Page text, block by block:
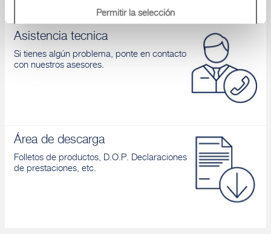
Permitir la selección
Denegar
Asistencia tecnica
Si tienes algún problema, ponte en contacto
con nuestros asesores.
Área de descarga
Folletos de productos, D.O.P. Declaraciones
de prestaciones, etc.